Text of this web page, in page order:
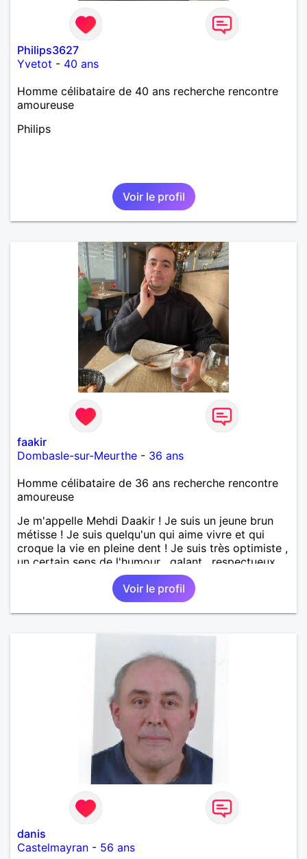
Philips3627
Yvetot - 40 ans
Homme célibataire de 40 ans recherche rencontre
amoureuse
Philips
Voir le profil
faakir
Dombasle-sur-Meurthe - 36 ans
Homme célibataire de 36 ans recherche rencontre
amoureuse
Je m'appelle Mehdi Daakir ! Je suis un jeune brun
métisse ! Je suis quelqu'un qui aime vivre et qui
croque la vie en pleine dent ! Je suis très optimiste ,
un certain sens de l'humour , galant , respectueux
mais parfois un peu maladroit et timide ! Je
recherche de nouvelles rencontres et plus si
affinités ! Qui ne tente rien n'a rien !
Voir le profil
danis
Castelmayran - 56 ans